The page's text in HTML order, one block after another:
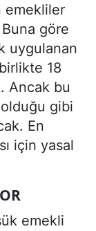
emekliler
göre
uygulanan
18
Ancak bu
gibi
En
için yasal
emekli